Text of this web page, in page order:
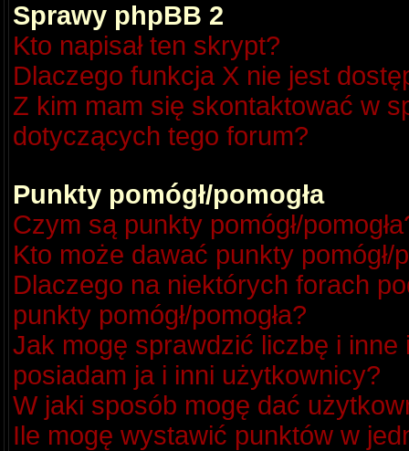
Sprawy phpBB 2
Kto napisał ten skrypt?
Dlaczego funkcja X nie jest
Z kim mam się skontaktować w
dotyczących tego forum?
Punkty pomógł/pomogła
Czym są punkty pomógł/
Kto może dawać punkty pomógł/
Dlaczego na niektórych forach
punkty pomógł/pomogła?
Jak mogę sprawdzić liczbę i
posiadam ja i inni użytkownicy?
W jaki sposób mogę dać
Ile mogę wystawić punktów w